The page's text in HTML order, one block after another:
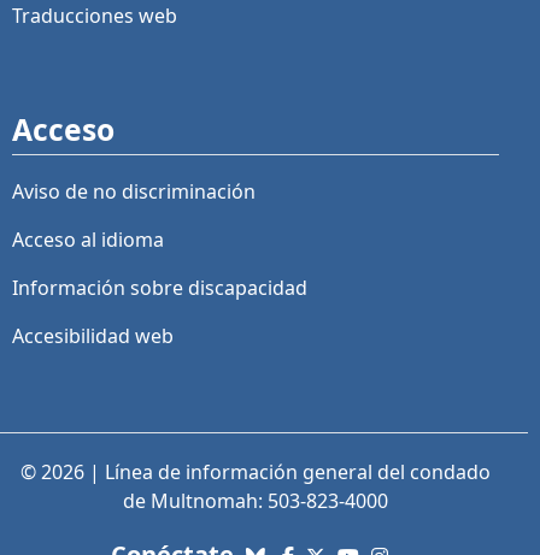
Traducciones web
Acceso
Aviso de no discriminación
Acceso al idioma
Información sobre discapacidad
Accesibilidad web
© 2026 | Línea de información general del condado
de Multnomah: 503-823-4000